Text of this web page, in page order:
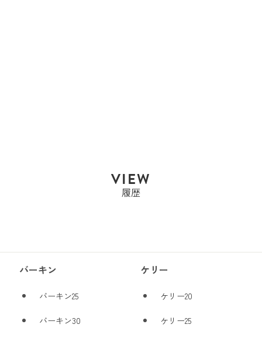
VIEW
履歴
バーキン
バーキン25
バーキン30
ケリー
ケリー20
ケリー25